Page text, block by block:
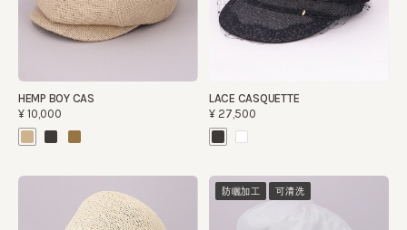
HEMP BOY CAS
¥10,000
LACE CASQUETTE
¥27,500
防曬加工 可清洗